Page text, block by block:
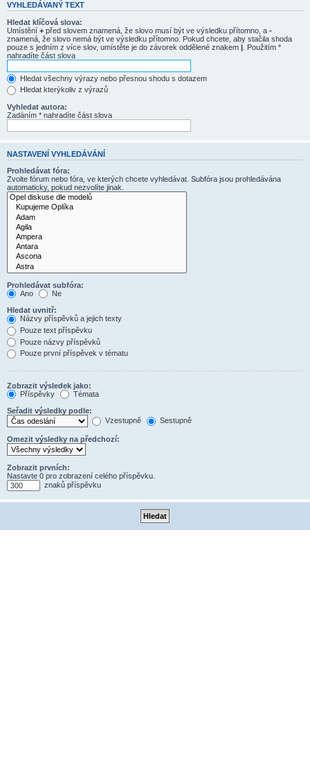
VYHLEDÁVANÝ TEXT
Hledat klíčová slova:
Umístění + před slovem znamená, že slovo musí být ve výsledku přítomno, a -
znamená, že slovo nemá být ve výsledku přítomno. Pokud chcete, aby stačila shoda
pouze s jedním z více slov, umístěte je do závorek oddělené znakem | . Použitím *
nahradíte část slova
Hledat všechny výrazy nebo přesnou shodu s dotazem
Hledat kterýkoliv z výrazů
Vyhledat autora:
Zadáním * nahradíte část slova
NASTAVENÍ VYHLEDÁVÁNÍ
Prohledávat fóra:
Zvolte fórum nebo fóra, ve kterých chcete vyhledávat. Subfóra jsou prohledávána
automaticky, pokud nezvolíte jinak.
Prohledávat subfóra:
Ano
Ne
Hledat uvnitř:
Názvy příspěvků a jejich texty
Pouze text příspěvku
Pouze názvy příspěvků
Pouze první příspěvek v tématu
Zobrazit výsledek jako:
Příspěvky
Témata
Seřadit výsledky podle:
Vzestupně
Sestupně
Omezit výsledky na předchozí:
Zobrazit prvních:
Nastavte 0 pro zobrazení celého příspěvku.
znaků příspěvku